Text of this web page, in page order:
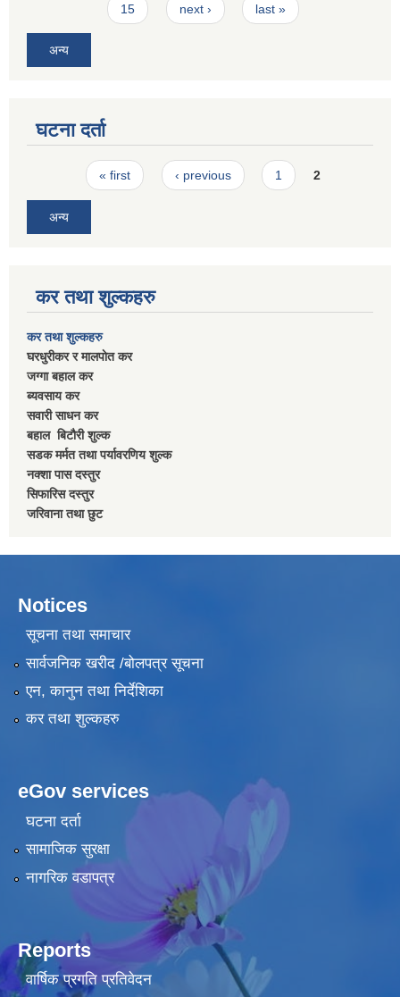
15 next › last »
अन्य
घटना दर्ता
Pages« first ‹ previous 1 2
अन्य
कर तथा शुल्कहरु
कर तथा शुल्कहरु
घरधुरीकर र मालपाेत कर
जग्गा बहाल कर
ब्यवसाय कर
सवारी साधन कर
बहाल बिटाैरी शुल्क
सडक मर्मत तथा पर्यावरणिय शुल्क
नक्शा पास दस्तुर
सिफारिस दस्तुर
जरिवाना तथा छुट
Notices
सूचना तथा समाचार
सार्वजनिक खरीद /बोलपत्र सूचना
एन, कानुन तथा निर्देशिका
कर तथा शुल्कहरु
eGov services
घटना दर्ता
सामाजिक सुरक्षा
नागरिक वडापत्र
Reports
वार्षिक प्रगति प्रतिवेदन